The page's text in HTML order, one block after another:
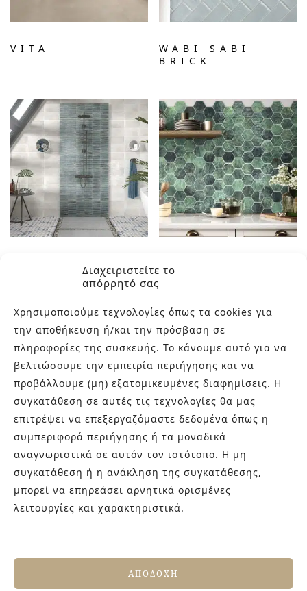
Διαχειριστείτε το
απόρρητό σας
Χρησιμοποιούμε τεχνολογίες όπως τα cookies για
την αποθήκευση ή/και την πρόσβαση σε
πληροφορίες της συσκευής. Το κάνουμε αυτό για να
βελτιώσουμε την εμπειρία περιήγησης και να
προβάλλουμε (μη) εξατομικευμένες διαφημίσεις. Η
συγκατάθεση σε αυτές τις τεχνολογίες θα μας
επιτρέψει να επεξεργαζόμαστε δεδομένα όπως η
συμπεριφορά περιήγησης ή τα μοναδικά
αναγνωριστικά σε αυτόν τον ιστότοπο. Η μη
συγκατάθεση ή η ανάκληση της συγκατάθεσης,
μπορεί να επηρεάσει αρνητικά ορισμένες
λειτουργίες και χαρακτηριστικά.
ΑΠΟΔΟΧΉ
VITA
WABI SABI
BRICK
1 2 3